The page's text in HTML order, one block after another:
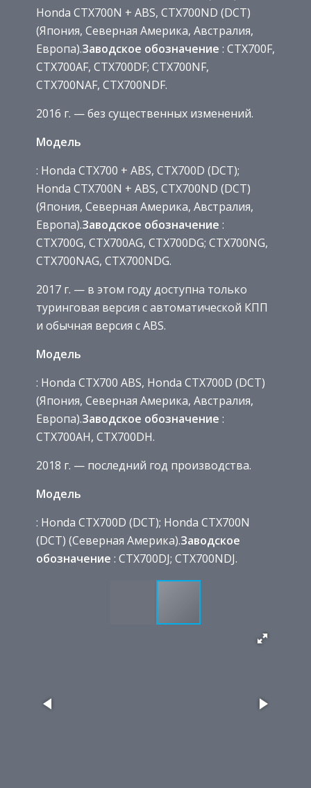
Honda CTX700N + ABS, CTX700ND (DCT)
(Япония, Северная Америка, Австралия,
Европа).Заводское обозначение : CTX700F,
CTX700AF, CTX700DF; CTX700NF,
CTX700NAF, CTX700NDF.
2016 г. — без существенных изменений.
Модель
: Honda CTX700 + ABS, CTX700D (DCT);
Honda CTX700N + ABS, CTX700ND (DCT)
(Япония, Северная Америка, Австралия,
Европа).Заводское обозначение :
CTX700G, CTX700AG, CTX700DG; CTX700NG,
CTX700NAG, CTX700NDG.
2017 г. — в этом году доступна только
туринговая версия с автоматической КПП
и обычная версия с ABS.
Модель
: Honda CTX700 ABS, Honda CTX700D (DCT)
(Япония, Северная Америка, Австралия,
Европа).Заводское обозначение :
CTX700AH, CTX700DH.
2018 г. — последний год производства.
Модель
: Honda CTX700D (DCT); Honda CTX700N
(DCT) (Северная Америка).Заводское
обозначение : CTX700DJ; CTX700NDJ.